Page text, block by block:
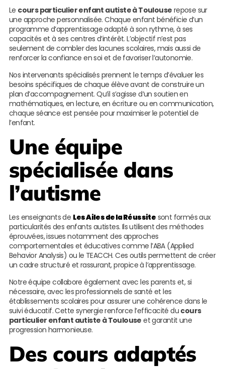
Le cours particulier enfant autiste à Toulouse repose sur
une approche personnalisée. Chaque enfant bénéficie d’un
programme d’apprentissage adapté à son rythme, à ses
capacités et à ses centres d’intérêt. L’objectif n’est pas
seulement de combler des lacunes scolaires, mais aussi de
renforcer la confiance en soi et de favoriser l’autonomie.
Nos intervenants spécialisés prennent le temps d’évaluer les
besoins spécifiques de chaque élève avant de construire un
plan d’accompagnement. Qu’il s’agisse d’un soutien en
mathématiques, en lecture, en écriture ou en communication,
chaque séance est pensée pour maximiser le potentiel de
l’enfant.
Une équipe
spécialisée dans
l’autisme
Les enseignants de Les Ailes de la Réussite sont formés aux
particularités des enfants autistes. Ils utilisent des méthodes
éprouvées, issues notamment des approches
comportementales et éducatives comme l’ABA (Applied
Behavior Analysis) ou le TEACCH. Ces outils permettent de créer
un cadre structuré et rassurant, propice à l’apprentissage.
Notre équipe collabore également avec les parents et, si
nécessaire, avec les professionnels de santé et les
établissements scolaires pour assurer une cohérence dans le
suivi éducatif. Cette synergie renforce l’efficacité du cours
particulier enfant autiste à Toulouse et garantit une
progression harmonieuse.
Des cours adaptés